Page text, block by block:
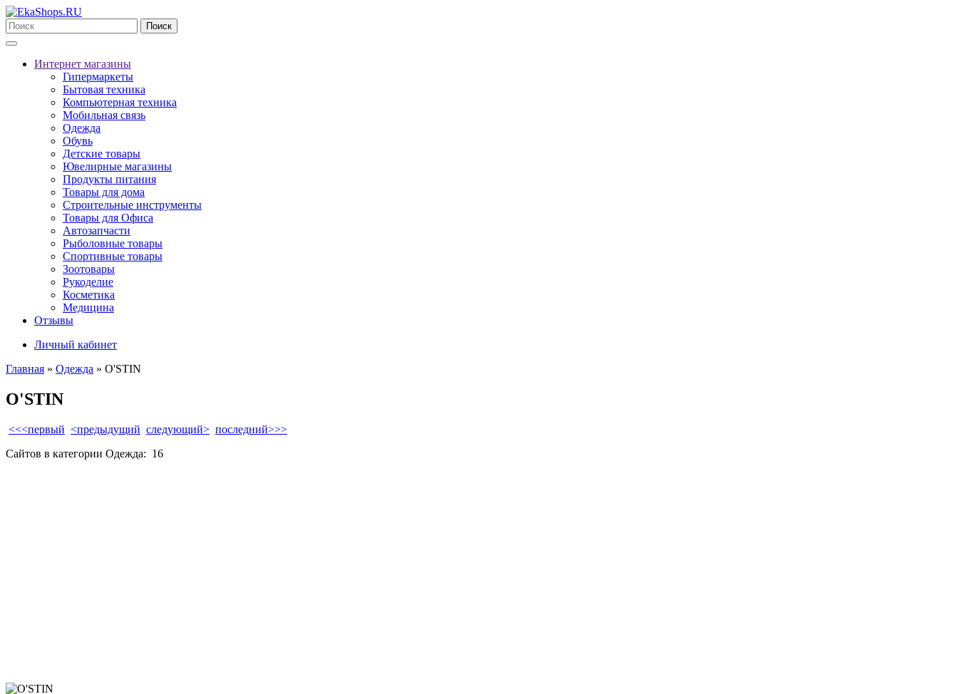
Поиск
Интернет магазины
Гипермаркеты
Бытовая техника
Компьютерная техника
Мобильная связь
Одежда
Обувь
Детские товары
Ювелирные магазины
Продукты питания
Товары для дома
Строительные инструменты
Товары для Офиса
Автозапчасти
Рыболовные товары
Спортивные товары
Зоотовары
Рукоделие
Косметика
Медицина
Отзывы
Личный кабинет
Главная » Одежда » O'STIN
O'STIN
<<<первый <предыдущий следующий> последний>>>
Сайтов в категории Одежда: 16